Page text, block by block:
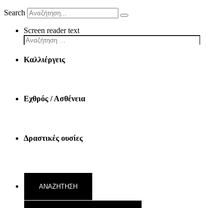
Search
Screen reader text
Καλλιέργεις
Εχθρός / Ασθένεια
Δραστικές ουσίες